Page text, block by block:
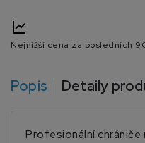
Nejnižší cena za posledních
Popis Detaily
Profesionální chrániče